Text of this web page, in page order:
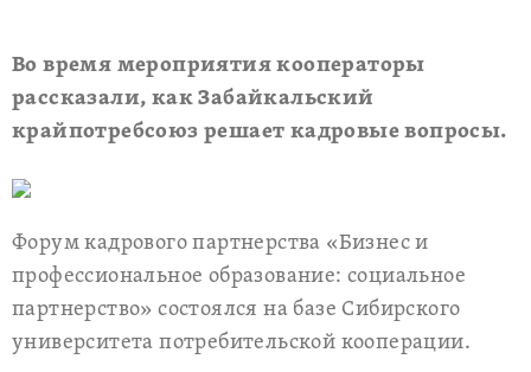
Во время мероприятия кооператоры
рассказали, как Забайкальский
крайпотребсоюз решает кадровые вопросы.
Форум кадрового партнерства «Бизнес и
профессиональное образование: социальное
партнерство» состоялся на базе Сибирского
университета потребительской кооперации.